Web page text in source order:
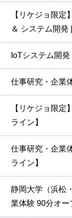
【リケジョ限
＆ システム開発
IoTシステム開
仕事研究・企業
【リケジョ限
ライン】
仕事研究・企業
ライン】
静岡大学（浜松
業体験 90分オー